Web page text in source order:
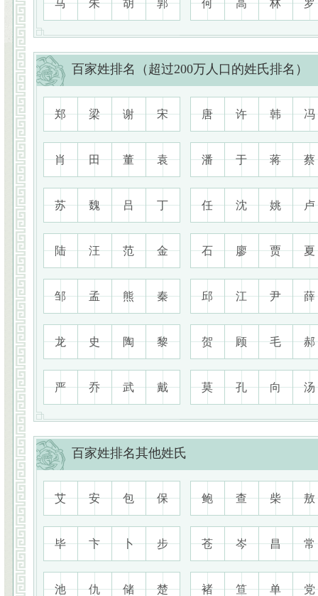
马 朱 胡 郭 何 高 林 罗
百家姓排名（超过200万人口的姓氏排名）
郑 梁 谢 宋 唐 许 韩 冯
肖 田 董 袁 潘 于 蒋 蔡
苏 魏 吕 丁 任 沈 姚 卢
陆 汪 范 金 石 廖 贾 夏
邹 孟 熊 秦 邱 江 尹 薛
龙 史 陶 黎 贺 顾 毛 郝
严 乔 武 戴 莫 孔 向 汤
百家姓排名其他姓氏
艾 安 包 保 鲍 查 柴 敖
毕 卞 卜 步 苍 岑 昌 常
池 仇 储 楚 褚 笪 单 党